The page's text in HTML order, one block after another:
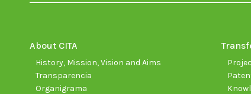
About CITA
History, Mission, Vision and Aims
Transparencia
Organigrama